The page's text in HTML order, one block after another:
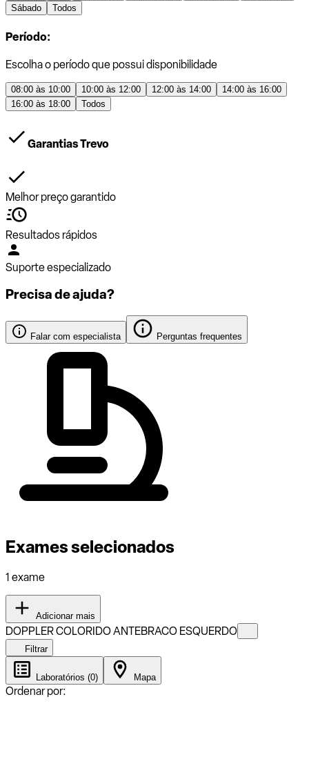
Sábado
Todos
Período:
Escolha o período que possui disponibilidade
08:00 às 10:00 10:00 às 12:00 12:00 às 14:00
14:00 às 16:00
16:00 às 18:00
Todos
Garantias Trevo
Melhor preço garantido
Resultados rápidos
Suporte especializado
Precisa de ajuda?
Falar com especialista Perguntas frequentes
Exames selecionados
1 exame
Adicionar mais
DOPPLER COLORIDO ANTEBRACO ESQUERDO
Filtrar
Laboratórios (0) Mapa
Ordenar por: